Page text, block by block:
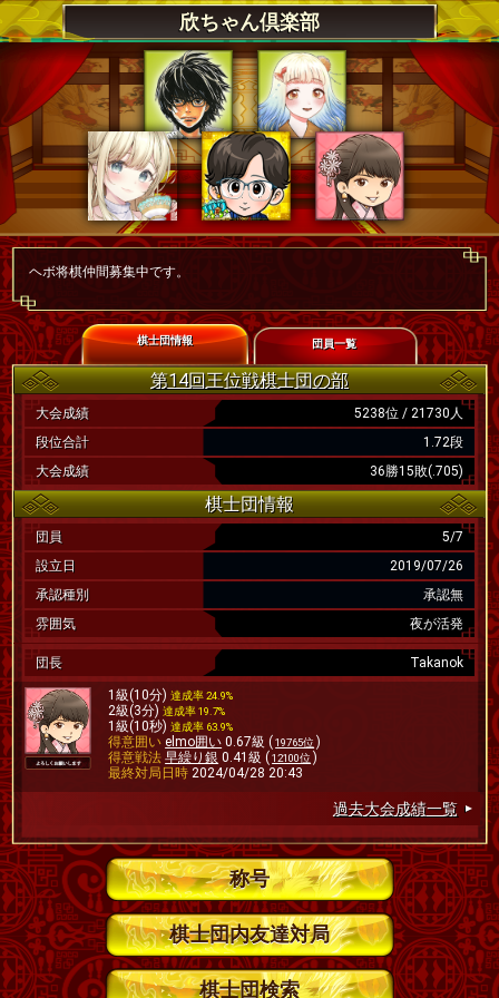
欣ちゃん倶楽部
ヘボ将棋仲間募集中です。
棋士団情報 団員一覧
第14回王位戦棋士団の部
大会成績
5238位 / 21730人
段位合計
1.72段
大会成績
36勝15敗(.705)
棋士団情報
団員
5/7
設立日
2019/07/26
承認種別
承認無
雰囲気
夜が活発
団長 Takanok
1級(10分)達成率 24.9%
2級(3分)達成率 19.7%
1級(10秒)達成率 63.9%
得意囲い elmo囲い 0.67級 (19765位 )
得意戦法 早繰り銀 0.41級 (12100位 )
最終対局日時 2024/04/28 20:43
過去大会成績一覧
称号
棋士団内友達対局
棋士団検索